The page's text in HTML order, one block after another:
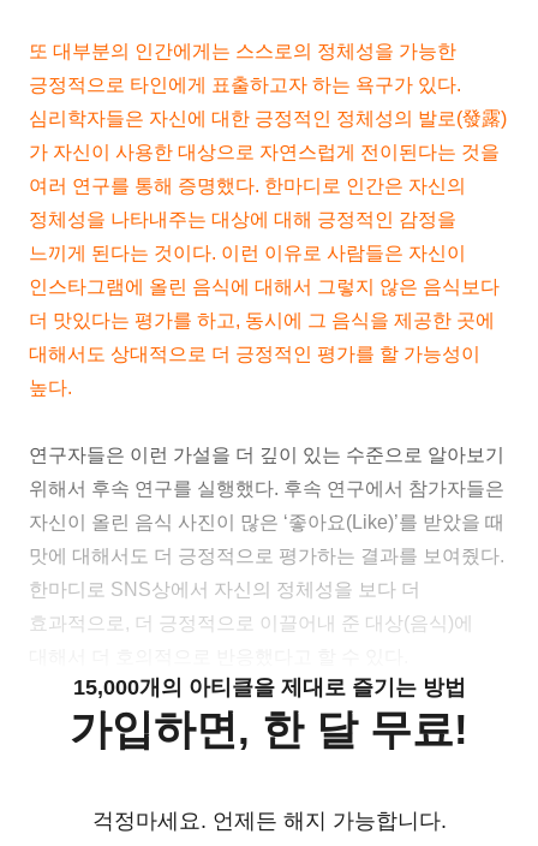
또 대부분의 인간에게는 스스로의 정체성을 가능한
긍정적으로 타인에게 표출하고자 하는 욕구가 있다.
심리학자들은 자신에 대한 긍정적인 정체성의 발로(發露)
가 자신이 사용한 대상으로 자연스럽게 전이된다는 것을
여러 연구를 통해 증명했다. 한마디로 인간은 자신의
정체성을 나타내주는 대상에 대해 긍정적인 감정을
느끼게 된다는 것이다. 이런 이유로 사람들은 자신이
인스타그램에 올린 음식에 대해서 그렇지 않은 음식보다
더 맛있다는 평가를 하고, 동시에 그 음식을 제공한 곳에
대해서도 상대적으로 더 긍정적인 평가를 할 가능성이
높다.
연구자들은 이런 가설을 더 깊이 있는 수준으로 알아보기
위해서 후속 연구를 실행했다. 후속 연구에서 참가자들은
자신이 올린 음식 사진이 많은 ‘좋아요(Like)’를 받았을 때
맛에 대해서도 더 긍정적으로 평가하는 결과를 보여줬다.
한마디로 SNS상에서 자신의 정체성을 보다 더
효과적으로, 더 긍정적으로 이끌어내 준 대상(음식)에
15,000개의 아티클을 제대로 즐기는 방법
가입하면, 한 달 무료!
걱정마세요. 언제든 해지 가능합니다.